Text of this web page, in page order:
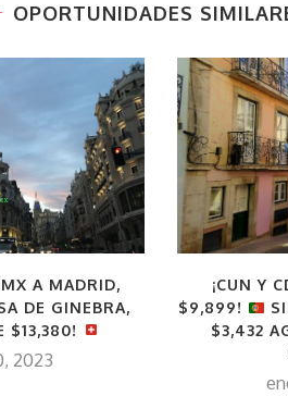
OPORTUNIDADES
A MADRID,
DE GINEBRA,
$13,380!
2023
¡CUN Y
$9,899!
$3,432